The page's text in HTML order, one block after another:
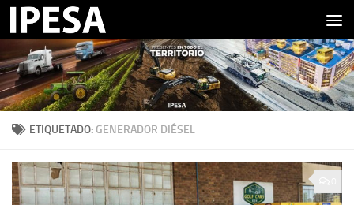
Saltar al contenido
ETIQUETADO: GENERADOR DIÉSEL